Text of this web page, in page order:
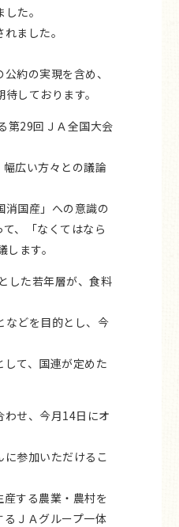
た。
ました。
約の実現を含め、
しております。
第29回ＪＡ全国大会
広い方々との議論
国産」への意識の
、「なくてはなら
ます。
した若年層が、食料
などを目的とし、今
て、国連が定めた
せ、今月14日にオ
参加いただけるこ
する農業・農村を
ＪＡグループ一体